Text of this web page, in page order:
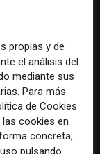
alerta del
sobre los
propias y de
el análisis del
mediante sus
Para más
de Cookies
las cookies en
concreta,
pulsando